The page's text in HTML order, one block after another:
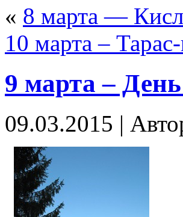
« 8 марта —
10 марта –
9 марта –
09.03.2015 |